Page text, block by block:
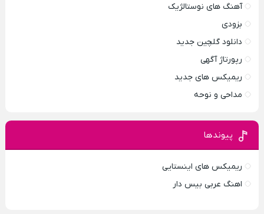
آهنگ های نوستالژیک
بزودی
دانلود گلچین جدید
رپورتاژ آگهی
ریمیکس های جدید
مداحی و نوحه
پیوندها
ریمیکس های اینستایی
اهنگ عربی بیس دار